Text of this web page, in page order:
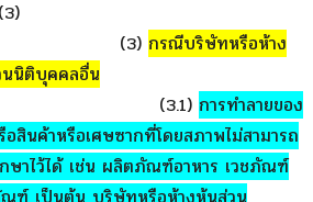
กรณีบริษัทหรือห้าง
นิติบุคคลอื่น
การทำลายของ
อสินค้าหรือเศษซากที่โดยสภาพไม่สามารถ
ษาไว้ได้ เช่น ผลิตภัณฑ์อาหาร เวชภัณฑ์